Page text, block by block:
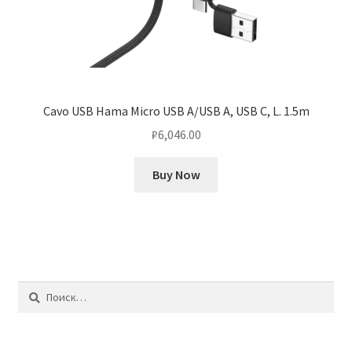
Cavo USB Hama Micro USB A/USB A, USB C, L. 1.5m
₽6,046.00
Buy Now
Найти: